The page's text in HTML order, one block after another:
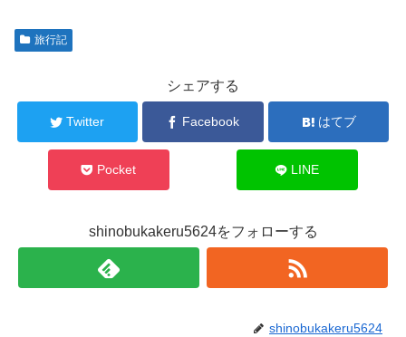
旅行記
シェアする
Twitter Facebook はてブ
Pocket LINE
shinobukakeru5624をフォローする
shinobukakeru5624